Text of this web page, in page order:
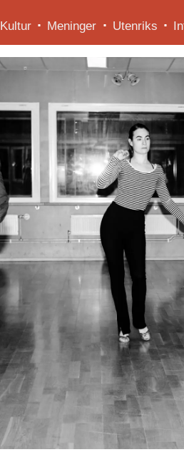
Kultur Meninger Utenriks